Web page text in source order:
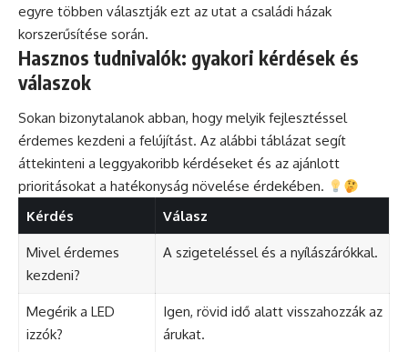
egyre többen választják ezt az utat a családi házak
korszerűsítése során.
Hasznos tudnivalók: gyakori kérdések és
válaszok
Sokan bizonytalanok abban, hogy melyik fejlesztéssel
érdemes kezdeni a felújítást. Az alábbi táblázat segít
áttekinteni a leggyakoribb kérdéseket és az ajánlott
prioritásokat a hatékonyság növelése érdekében.
Kérdés
Válasz
Mivel érdemes
kezdeni?
A szigeteléssel és a nyílászárókkal.
Megérik a LED
izzók?
Igen, rövid idő alatt visszahozzák az
árukat.